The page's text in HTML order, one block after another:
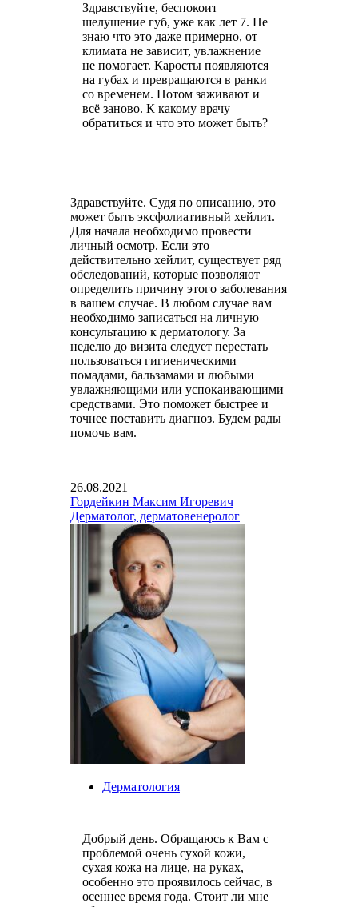
Здравствуйте, беспокоит
шелушение губ, уже как лет 7. Не
знаю что это даже примерно, от
климата не зависит, увлажнение
не помогает. Каросты появляются
на губах и превращаются в ранки
со временем. Потом заживают и
всё заново. К какому врачу
обратиться и что это может быть?
Здравствуйте. Судя по описанию, это
может быть эксфолиативный хейлит.
Для начала необходимо провести
личный осмотр. Если это
действительно хейлит, существует ряд
обследований, которые позволяют
определить причину этого заболевания
в вашем случае. В любом случае вам
необходимо записаться на личную
консультацию к дерматологу. За
неделю до визита следует перестать
пользоваться гигиеническими
помадами, бальзамами и любыми
увлажняющими или успокаивающими
средствами. Это поможет быстрее и
точнее поставить диагноз. Будем рады
помочь вам.
26.08.2021
Гордейкин Максим Игоревич
Дерматолог, дерматовенеролог
Дерматология
Добрый день. Обращаюсь к Вам с
проблемой очень сухой кожи,
сухая кожа на лице, на руках,
особенно это проявилось сейчас, в
осеннее время года. Стоит ли мне